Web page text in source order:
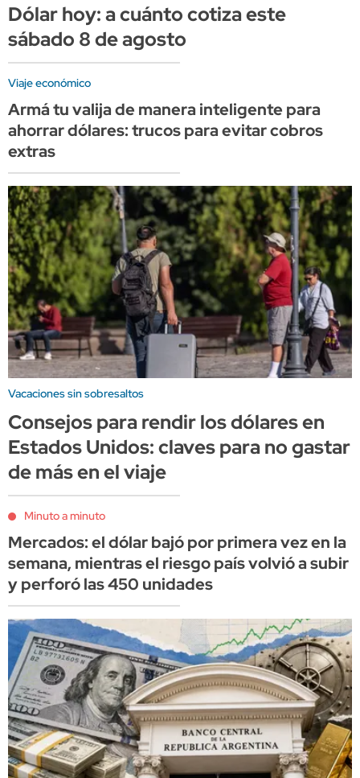
Dólar hoy: a cuánto cotiza este
sábado 8 de agosto
Viaje económico
Armá tu valija de manera inteligente para
ahorrar dólares: trucos para evitar cobros
extras
Vacaciones sin sobresaltos
Consejos para rendir los dólares en
Estados Unidos: claves para no gastar
de más en el viaje
Minuto a minuto
Mercados: el dólar bajó por primera vez en la
semana, mientras el riesgo país volvió a subir
y perforó las 450 unidades